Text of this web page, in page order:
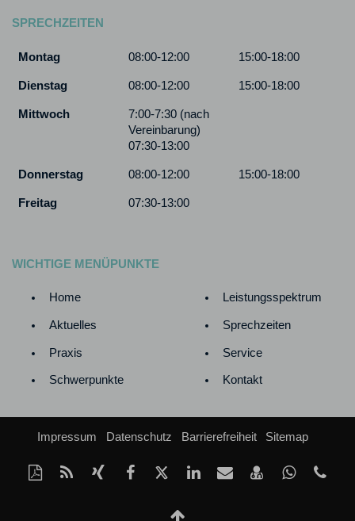
SPRECHZEITEN
Montag 08:00-12:00 15:00-18:00
Dienstag 08:00-12:00 15:00-18:00
Mittwoch
7:00-7:30 (nach
Vereinbarung)
07:30-13:00
Donnerstag 08:00-12:00 15:00-18:00
Freitag 07:30-13:00
WICHTIGE MENÜPUNKTE
Home
Aktuelles
Praxis
Schwerpunkte
Leistungsspektrum
Sprechzeiten
Service
Kontakt
Impressum Datenschutz Barrierefreiheit Sitemap
Diese
Seite
RSS-
Feed
Auf
Xing
Auf
Facebook
Auf
Twitter
LinkedIn
Per
Mail
vCard
speichern
Auf
Whatsapp